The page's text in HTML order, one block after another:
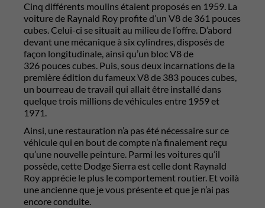
Cinq différents moulins étaient proposés en 1959. La
voiture de Raynald Roy profite d’un V8 de 361 pouces
cubes. Celui-ci se situait au milieu de l’offre. D’abord
devant une mécanique à six cylindres, disposés de
façon longitudinale, ainsi qu’un bloc V8 de
326 pouces cubes. Puis, sous deux incarnations de la
première édition du fameux V8 de 383 pouces cubes,
un bourreau de travail qui allait être installé dans
quelque trois millions de véhicules entre 1959 et
1971.
Ainsi, une restauration n’a pas été nécessaire sur ce
véhicule qui en bout de compte n’a finalement reçu
qu’une nouvelle peinture. Parmi les voitures qu’il
possède, cette Dodge Sierra est celle dont Raynald
Roy apprécie le plus le comportement routier. Et voilà
une ancienne que je vous présente et que je n’ai pas
encore conduite.